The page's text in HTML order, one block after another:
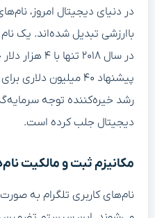
در دنیای دیجیتال امروز،
در سال ۲۰۱۸
پیشنهاد ۴۰ میلیون
رشد خیره‌کننده توجه
دیجیتال جلب کرده است.
مکانیزم ثبت و مالکیت